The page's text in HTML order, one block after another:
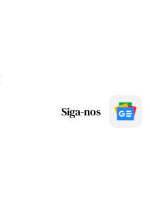
Siga-nos